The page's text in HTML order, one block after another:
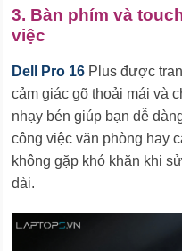
3. Bàn phím và
việc
Dell Pro 16 Plus được
cảm giác gõ thoải mái và
nhạy bén giúp bạn dễ
công việc văn phòng hay
không gặp khó khăn khi
dài.